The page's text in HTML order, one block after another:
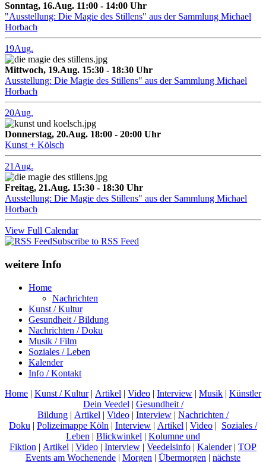
Sonntag, 16.Aug. 11:00 - 14:00 Uhr
"Ausstellung: Die Magie des Stillens" aus der Sammlung Michael
Horbach
19Aug.
Mittwoch, 19.Aug. 15:30 - 18:30 Uhr
Ausstellung: Die Magie des Stillens" aus der Sammlung Michael
Horbach
20Aug.
Donnerstag, 20.Aug. 18:00 - 20:00 Uhr
Kunst + Kölsch
21 Aug.
Freitag, 21.Aug. 15:30 - 18:30 Uhr
Ausstellung: Die Magie des Stillens" aus der Sammlung Michael
Horbach
View Full Calendar
Subscribe to RSS Feed
weitere Info
Home
Nachrichten
Kunst / Kultur
Gesundheit / Bildung
Nachrichten / Doku
Musik / Film
Soziales / Leben
Kalender
Info / Kontakt
Home | Kunst / Kultur| Artikel | Video | Interview | Musik | Künstler
Dein Veedel | Gesundheit /
Bildung | Artikel | Video | Interview | Nachrichten /
Doku | Polizeimappe Köln | Interview | Artikel | Video | Soziales /
Leben | Blickwinkel | Kolumne und
Fiktion | Artikel | Video | Interview | Veedelsinfo | Kalender| TOP
Events am Wochenende | Morgen | Übermorgen | nächste